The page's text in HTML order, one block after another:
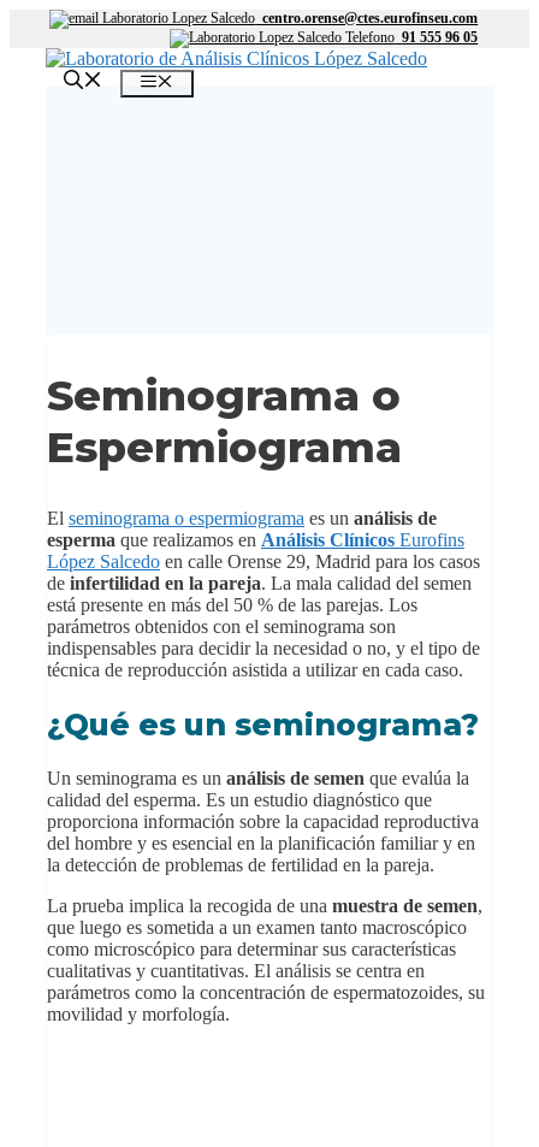
Saltar
contenido
centro.orense@ctes.eurofinseu.com
91 555 96 05
Menú
Seminograma o
Espermiograma
El seminograma o espermiograma es un análisis de
esperma que realizamos en Análisis Clínicos Eurofins
López Salcedo en calle Orense 29, Madrid para los casos
de infertilidad en la pareja. La mala calidad del semen
está presente en más del 50 % de las parejas. Los
parámetros obtenidos con el seminograma son
indispensables para decidir la necesidad o no, y el tipo de
técnica de reproducción asistida a utilizar en cada caso.
¿Qué es un seminograma?
Un seminograma es un análisis de semen que evalúa la
calidad del esperma. Es un estudio diagnóstico que
proporciona información sobre la capacidad reproductiva
del hombre y es esencial en la planificación familiar y en
la detección de problemas de fertilidad en la pareja.
La prueba implica la recogida de una muestra de semen,
que luego es sometida a un examen tanto macroscópico
como microscópico para determinar sus características
cualitativas y cuantitativas. El análisis se centra en
parámetros como la concentración de espermatozoides, su
movilidad y morfología.